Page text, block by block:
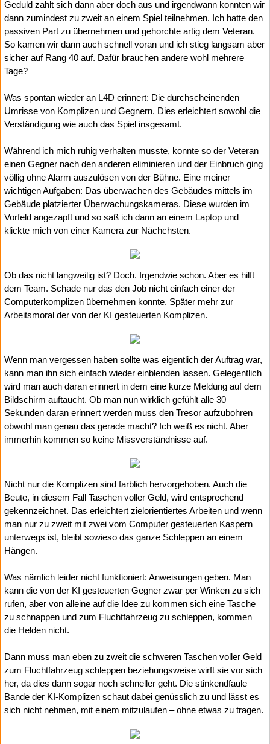
Geduld zahlt sich dann aber doch aus und irgendwann konnten wir
dann zumindest zu zweit an einem Spiel teilnehmen. Ich hatte den
passiven Part zu übernehmen und gehorchte artig dem Veteran.
So kamen wir dann auch schnell voran und ich stieg langsam aber
sicher auf Rang 40 auf. Dafür brauchen andere wohl mehrere
Tage?
Was spontan wieder an L4D erinnert: Die durchscheinenden
Umrisse von Komplizen und Gegnern. Dies erleichtert sowohl die
Verständigung wie auch das Spiel insgesamt.
Während ich mich ruhig verhalten musste, konnte so der Veteran
einen Gegner nach den anderen eliminieren und der Einbruch ging
völlig ohne Alarm auszulösen von der Bühne. Eine meiner
wichtigen Aufgaben: Das überwachen des Gebäudes mittels im
Gebäude platzierter Überwachungskameras. Diese wurden im
Vorfeld angezapft und so saß ich dann an einem Laptop und
klickte mich von einer Kamera zur Nächchsten.
Ob das nicht langweilig ist? Doch. Irgendwie schon. Aber es hilft
dem Team. Schade nur das den Job nicht einfach einer der
Computerkomplizen übernehmen konnte. Später mehr zur
Arbeitsmoral der von der KI gesteuerten Komplizen.
Wenn man vergessen haben sollte was eigentlich der Auftrag war,
kann man ihn sich einfach wieder einblenden lassen. Gelegentlich
wird man auch daran erinnert in dem eine kurze Meldung auf dem
Bildschirm auftaucht. Ob man nun wirklich gefühlt alle 30
Sekunden daran erinnert werden muss den Tresor aufzubohren
obwohl man genau das gerade macht? Ich weiß es nicht. Aber
immerhin kommen so keine Missverständnisse auf.
Nicht nur die Komplizen sind farblich hervorgehoben. Auch die
Beute, in diesem Fall Taschen voller Geld, wird entsprechend
gekennzeichnet. Das erleichtert zielorientiertes Arbeiten und wenn
man nur zu zweit mit zwei vom Computer gesteuerten Kaspern
unterwegs ist, bleibt sowieso das ganze Schleppen an einem
Hängen.
Was nämlich leider nicht funktioniert: Anweisungen geben. Man
kann die von der KI gesteuerten Gegner zwar per Winken zu sich
rufen, aber von alleine auf die Idee zu kommen sich eine Tasche
zu schnappen und zum Fluchtfahrzeug zu schleppen, kommen
die Helden nicht.
Dann muss man eben zu zweit die schweren Taschen voller Geld
zum Fluchtfahrzeug schleppen beziehungsweise wirft sie vor sich
her, da dies dann sogar noch schneller geht. Die stinkendfaule
Bande der KI-Komplizen schaut dabei genüsslich zu und lässt es
sich nicht nehmen, mit einem mitzulaufen – ohne etwas zu tragen.